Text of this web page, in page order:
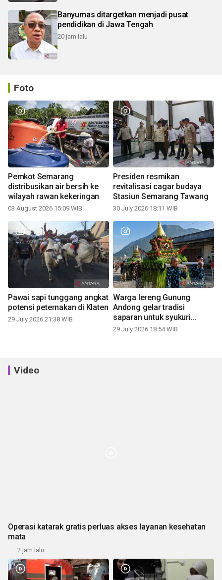
Banyumas ditargetkan menjadi pusat
pendidikan di Jawa Tengah
20 jam lalu
Foto
Pemkot Semarang
distribusikan air bersih ke
wilayah rawan kekeringan
03 August 2026 15:09 WIB
Presiden resmikan
revitalisasi cagar budaya
Stasiun Semarang Tawang
30 July 2026 18:11 WIB
Pawai sapi tunggang angkat
potensi peternakan di Klaten
29 July 2026 21:38 WIB
Warga lereng Gunung
Andong gelar tradisi
saparan untuk syukuri
panen
29 July 2026 18:54 WIB
Video
Operasi katarak gratis perluas akses layanan kesehatan
mata
2 jam lalu